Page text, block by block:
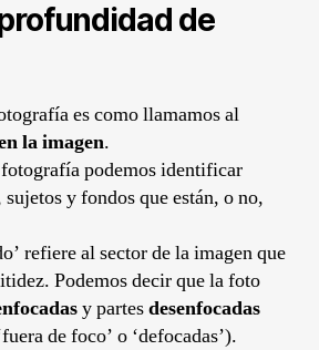
de
es como llamamos al
la imagen.
podemos identificar
y fondos que están, o no,
refiere al sector de la imagen que
Podemos decir que la foto
y partesdesenfocadas
de foco’ o ‘defocadas’).